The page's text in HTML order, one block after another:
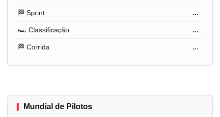
🏁 Sprint ...
🏎️ Classificação ...
🏁 Corrida ...
Mundial de Pilotos